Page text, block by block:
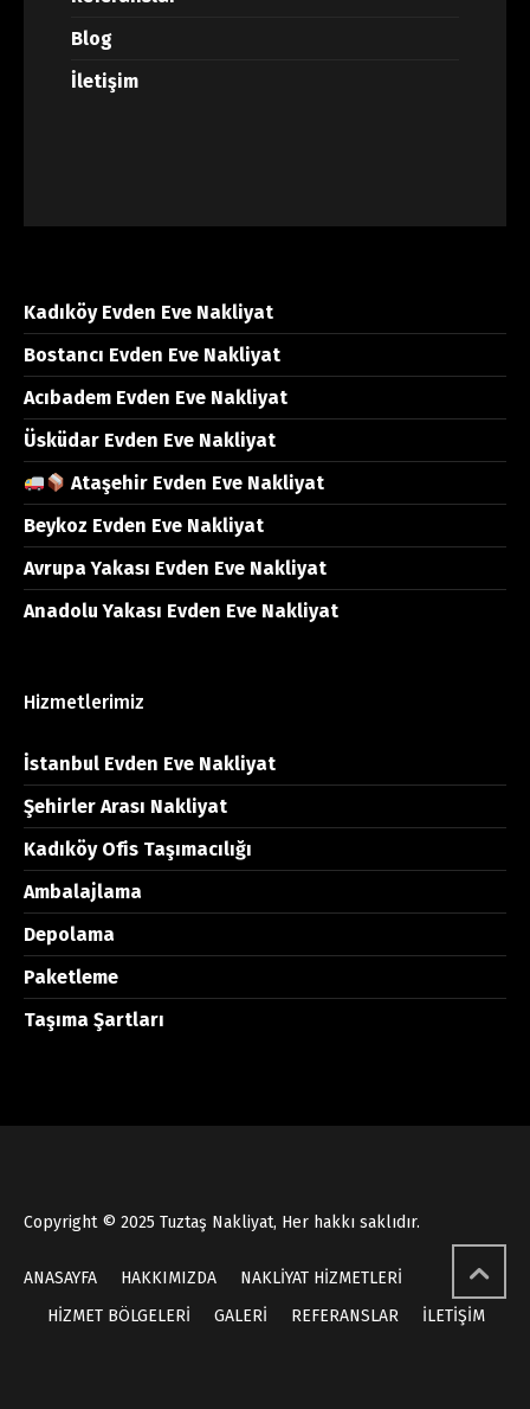
Blog
İletişim
Kadıköy Evden Eve Nakliyat
Bostancı Evden Eve Nakliyat
Acıbadem Evden Eve Nakliyat
Üsküdar Evden Eve Nakliyat
Ataşehir Evden Eve Nakliyat
Beykoz Evden Eve Nakliyat
Avrupa Yakası Evden Eve Nakliyat
Anadolu Yakası Evden Eve Nakliyat
Hizmetlerimiz
İstanbul Evden Eve Nakliyat
Şehirler Arası Nakliyat
Kadıköy Ofis Taşımacılığı
Ambalajlama
Depolama
Paketleme
Taşıma Şartları
Copyright © 2025 Tuztaş Nakliyat, Her hakkı saklıdır.
ANASAYFA HAKKIMIZDA
NAKLİYAT HİZMETLERİ
HİZMET BÖLGELERİ
GALERİ REFERANSLAR İLETİŞİM